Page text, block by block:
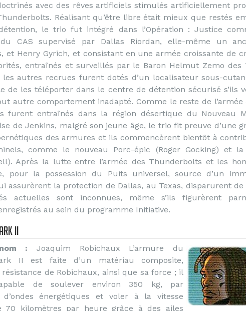
avec des rêves artificiels stimulés artificiellement
Réalisant qu’être libre était mieux que restés
le trio fut intégré dans l’Opération : Justice
CAS supervisé par Dallas Riordan, elle-même un
et Henry Gyrich, et consistant en une armée croissante de
entraînés et surveillés par le Baron Helmut Zemo des
les autres recrues furent dotés d’un localisateur sous-
de les téléporter dans le centre de détention sécurisé s’ils
autre comportement inadapté. Comme le reste de
furent entraînés dans la région désertique du Nouveau
de Jenkins, malgré son jeune âge, le trio fit preuve d’une
des armures et ils commencèrent bientôt à
comme le nouveau Porc-épic (Roger Gocking) et
Après la lutte entre l’armée des Thunderbolts et les
pour la possession du Puits universel, source d’un
assurèrent la protection de Dallas, au Texas, disparurent
actuelles sont inconnues, même s’ils figurèrent
au sein du programme Initiative.
II
: Joaquim Robichaux L’armure du
II est faite d’un matériau composite,
de Robichaux, ainsi que sa force ; il
de soulever environ 350 kg, par
d’ondes énergétiques et voler à la vitesse
70 kilomètres par heure grâce à des ailes